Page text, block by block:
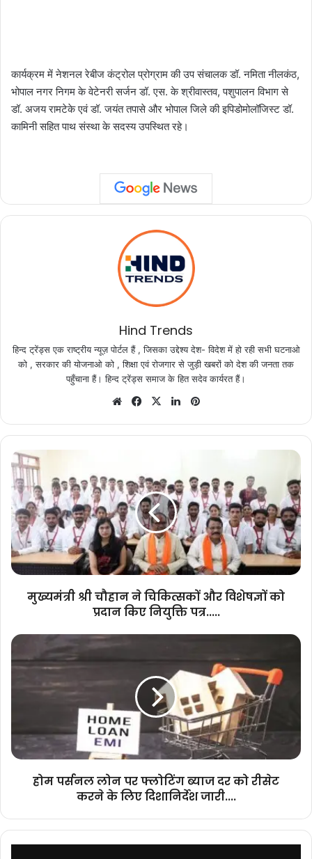
कार्यक्रम में नेशनल रेबीज कंट्रोल प्रोग्राम की उप संचालक डॉ. नमिता नीलकंठ,
भोपाल नगर निगम के वेटेनरी सर्जन डॉ. एस. के श्रीवास्तव, पशुपालन विभाग से
डॉ. अजय रामटेके एवं डॉ. जयंत तपासे और भोपाल जिले की इपिडोमोलॉजिस्ट डॉ.
कामिनी सहित पाथ संस्था के सदस्य उपस्थित रहे।
Hind Trends
हिन्द ट्रेंड्स एक राष्ट्रीय न्यूज़ पोर्टल हैं , जिसका उद्देश्य देश- विदेश में हो रही सभी घटनाओ
को , सरकार की योजनाओ को , शिक्षा एवं रोजगार से जुड़ी खबरों को देश की जनता तक
पहुँचाना हैं। हिन्द ट्रेंड्स समाज के हित सदेव कार्यरत हैं।
WebsiteFacebook
X LinkedIn
मुख्यमंत्री
श्री
चौहान
ने
चिकित्सकों
और
विशेषज्ञों
को
प्रदान
नियुक्तिमुख्यमंत्री श्री चौहान ने चिकित्सकों और विशेषज्ञों को
प्रदान किए नियुक्ति पत्र.....
होम
लोन
को
रीसेट
दिशानिर्देश
जारी....
होम पर्सनल लोन पर फ्लोटिंग ब्याज दर को रीसेट
करने के लिए दिशानिर्देश जारी....